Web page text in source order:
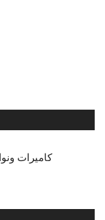
كاميرات